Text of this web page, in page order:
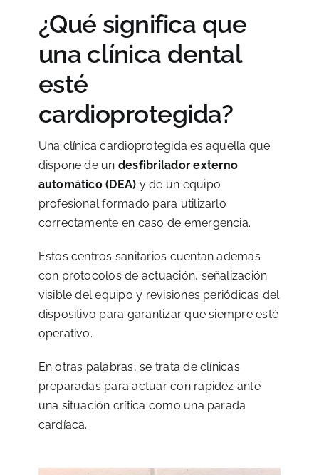
¿Qué significa que
una clínica dental
esté
cardioprotegida?
Una clínica cardioprotegida es aquella que
dispone de un desfibrilador externo
automático (DEA) y de un equipo
profesional formado para utilizarlo
correctamente en caso de emergencia.
Estos centros sanitarios cuentan además
con protocolos de actuación, señalización
visible del equipo y revisiones periódicas del
dispositivo para garantizar que siempre esté
operativo.
En otras palabras, se trata de clínicas
preparadas para actuar con rapidez ante
una situación crítica como una parada
cardíaca.